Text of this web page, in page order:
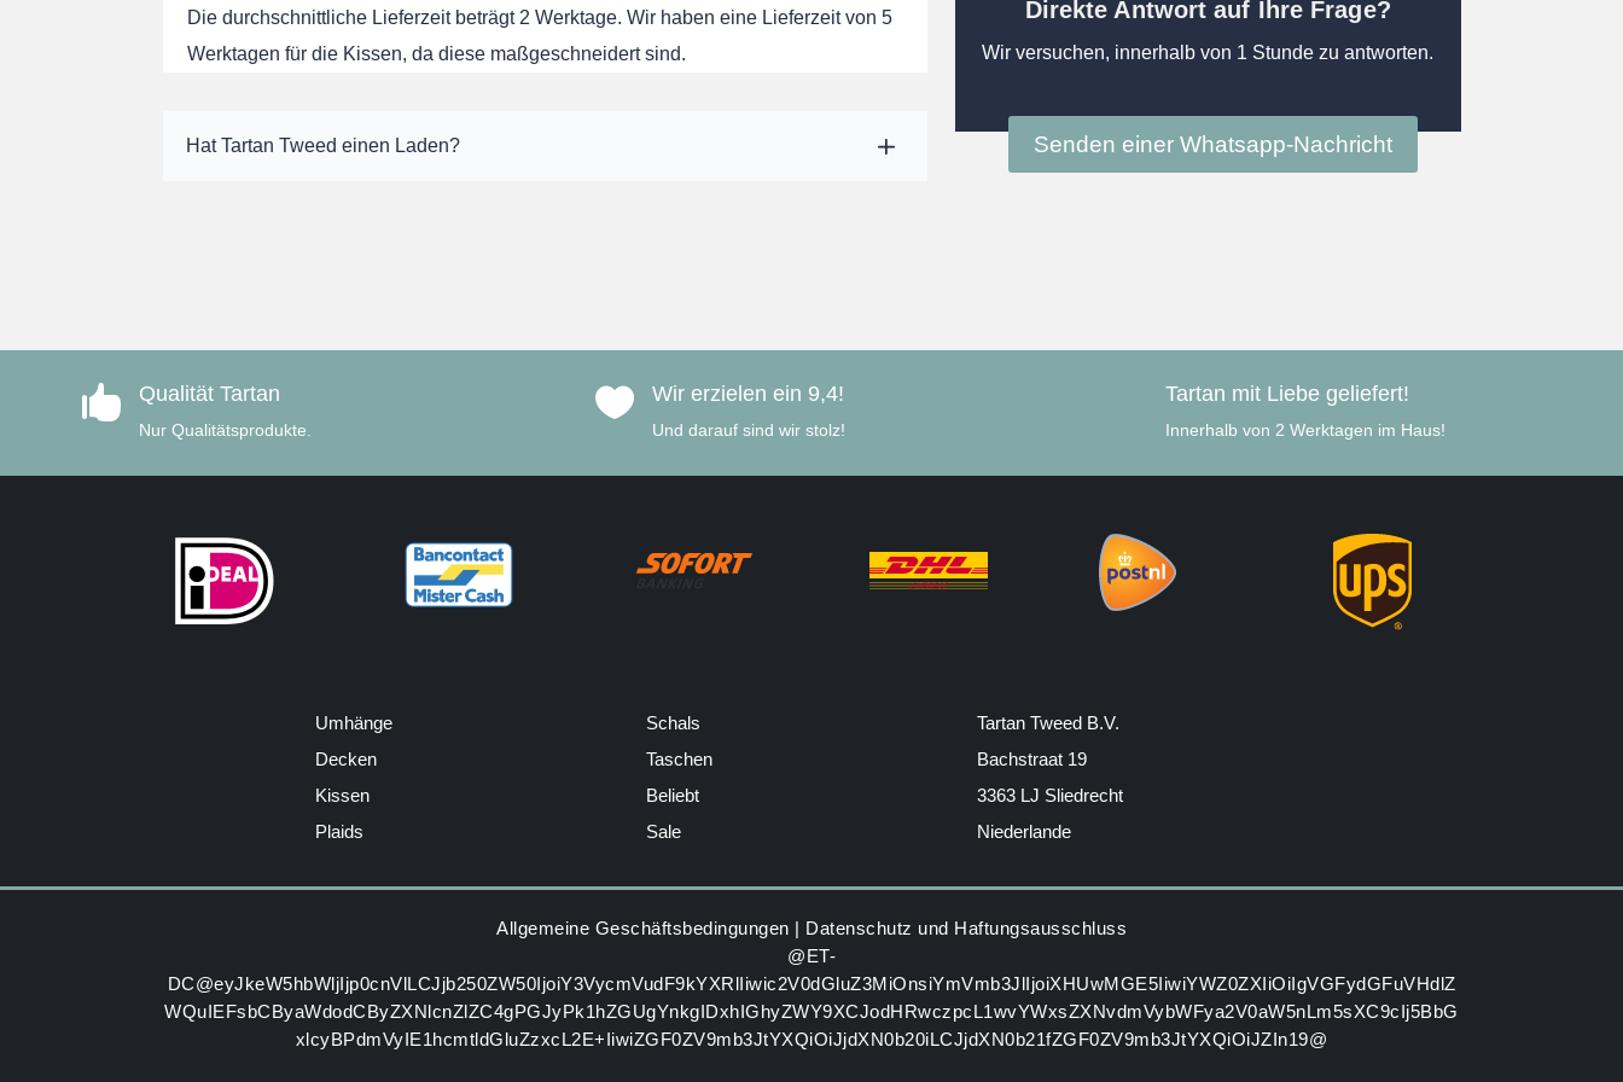
Die durchschnittliche Lieferzeit beträgt 2 Werktage. Wir haben eine Lieferzeit von 5
Werktagen für die Kissen, da diese maßgeschneidert sind.
Hat Tartan Tweed einen Laden?
Direkte Antwort auf Ihre Frage?
Wir versuchen, innerhalb von 1 Stunde zu antworten.
Senden einer Whatsapp-Nachricht
 Qualität Tartan
Nur Qualitätsprodukte.
 Wir erzielen ein 9,4!
Und darauf sind wir stolz!
Tartan mit Liebe geliefert!
Innerhalb von 2 Werktagen im Haus!
Umhänge
Decken
Kissen
Plaids
Schals
Taschen
Beliebt
Sale
Tartan Tweed B.V.
Bachstraat 19
3363 LJ Sliedrecht
Niederlande
Allgemeine Geschäftsbedingungen | Datenschutz und Haftungsausschluss
@ET-
DC@eyJkeW5hbWljIjp0cnVlLCJjb250ZW50IjoiY3VycmVudF9kYXRlIiwic2V0dGluZ3MiOnsiYmVmb3JlIjoiXHUwMGE5IiwiYWZ0ZXIiOiIgVGFydGFuVHdlZ
WQuIEFsbCByaWdodCByZXNlcnZlZC4gPGJyPk1hZGUgYnkgIDxhIGhyZWY9XCJodHRwczpcL1wvYWxsZXNvdmVybWFya2V0aW5nLm5sXC9cIj5BbG
xlcyBPdmVyIE1hcmtldGluZzxcL2E+IiwiZGF0ZV9mb3JtYXQiOiJjdXN0b20iLCJjdXN0b21fZGF0ZV9mb3JtYXQiOiJZIn19@